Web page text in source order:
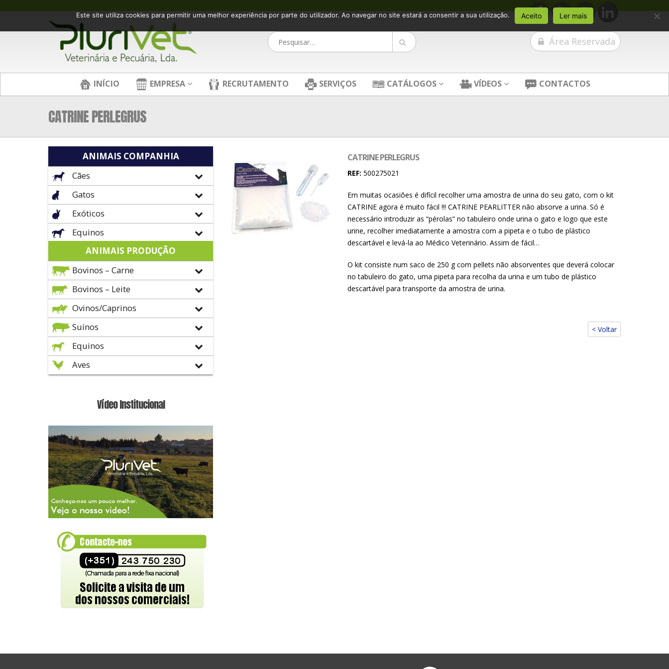
Área Reservada
INÍCIO EMPRESA RECRUTAMENTO SERVIÇOS CATÁLOGOS VÍDEOS CONTACTOS
CATRINE PERLEGRUS
CATRINE PERLEGRUS
REF: 500275021
Em muitas ocasiões é difícil recolher uma amostra de urina do seu gato, com o kit
CATRINE agora é muito fácil !!! CATRINE PEARLITTER não absorve a urina. Só é
necessário introduzir as “pérolas” no tabuleiro onde urina o gato e logo que este
urine, recolher imediatamente a amostra com a pipeta e o tubo de plástico
descartável e levá-la ao Médico Veterinário. Assim de fácil…
O kit consiste num saco de 250 g com pellets não absorventes que deverá colocar
no tabuleiro do gato, uma pipeta para recolha da urina e um tubo de plástico
descartável para transporte da amostra de urina.
< Voltar
ANIMAIS COMPANHIA
Cães
Gatos
Exóticos
Equinos
ANIMAIS PRODUÇÃO
Bovinos – Carne
Bovinos – Leite
Ovinos/Caprinos
Suínos
Equinos
Aves
Vídeo Institucional
Este site utiliza cookies para permitir uma melhor experiência por parte do utilizador. Ao navegar no site estará a consentir a sua utilização. Aceito Ler mais